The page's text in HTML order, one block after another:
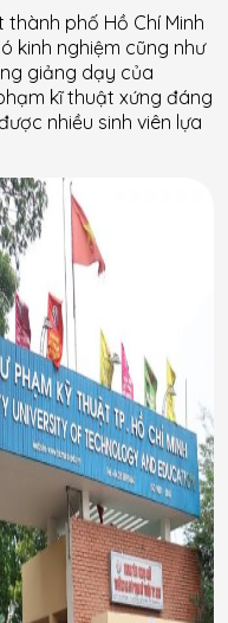
phố Hồ Chí Minh
kinh nghiệm cũng như
giảng dạy của
kĩ thuật xứng đáng
nhiều sinh viên lựa